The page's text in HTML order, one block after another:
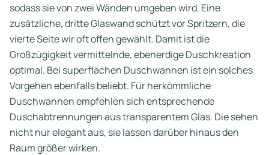
sodass sie von zwei Wänden umgeben wird. Eine
zusätzliche, dritte Glaswand schützt vor Spritzern, die
vierte Seite wir oft offen gewählt. Damit ist die
Großzügigkeit vermittelnde, ebenerdige Duschkreation
optimal. Bei superflachen Duschwannen ist ein solches
Vorgehen ebenfalls beliebt. Für herkömmliche
Duschwannen empfehlen sich entsprechende
Duschabtrennungen aus transparentem Glas. Die sehen
nicht nur elegant aus, sie lassen darüber hinaus den
Raum größer wirken.